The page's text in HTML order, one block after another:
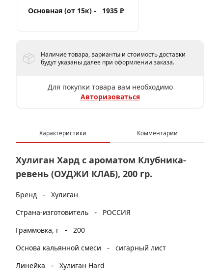
Основная (от 15к) -
1935 ₽
Наличие товара, варианты и стоимость доставки
будут указаны далее при оформлении заказа.
Для покупки товара вам необходимо
Авторизоваться
Характеристики Комментарии
Хулиган Хард с ароматом Клубника-
ревень (ОУДЖИ КЛАБ), 200 гр.
Бренд - Хулиган
Страна-изготовитель
-
РОССИЯ
Граммовка, г
- 200
Основа кальянной смеси
- сигарный лист
Линейка
- Хулиган Hard